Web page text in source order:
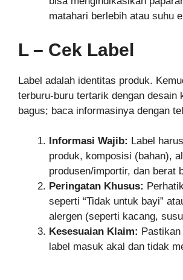
matahari berlebih atau suhu
L – Cek Label
Label adalah identitas produk.
terburu-buru tertarik dengan desain
bagus; baca informasinya dengan
Informasi Wajib: Label
produk, komposisi (bahan),
produsen/importir, dan berat
Peringatan Khusus:
seperti “Tidak untuk bayi”
alergen (seperti kacang,
Kesesuaian Klaim:
label masuk akal dan tidak